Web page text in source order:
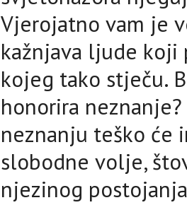
Vjerojatno vam je
kažnjava ljude koji
kojeg tako stječu.
honorira
neznanju teško će
slobodne volje,
njezinog